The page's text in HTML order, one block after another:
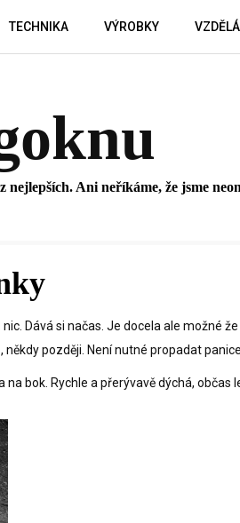
TECHNIKA VÝROBKY
Ani neříkáme, že jsme
Dává si načas. Je docela ale možné
později. Není nutné propadat panice.
bok. Rychle a přerývavě dýchá, občas